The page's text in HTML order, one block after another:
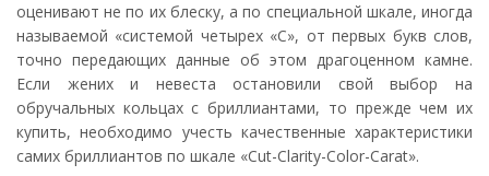
оценивают не по их блеску, а по специальной шкале, иногда
называемой «системой четырех «С», от первых букв слов,
точно передающих данные об этом драгоценном камне.
Если жених и невеста остановили свой выбор на
обручальных кольцах с бриллиантами, то прежде чем их
купить, необходимо учесть качественные характеристики
самих бриллиантов по шкале «Cut-Clarity-Color-Carat».